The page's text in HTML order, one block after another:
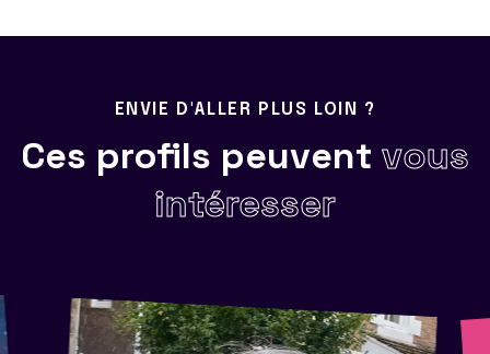
ENVIE D'ALLER PLUS LOIN ?
Ces profils peuvent vous
intéresser